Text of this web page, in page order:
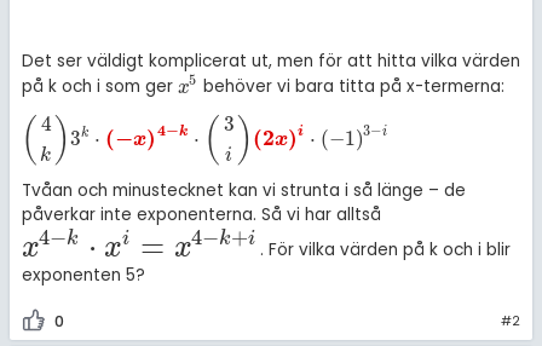
Det ser väldigt komplicerat ut, men för att hitta vilka värden
på k och i som ger x5
x5 behöver vi bara titta på x-termerna:
( 4
k )3k ⋅ (−x) 4−k ⋅ ( 3
i ) (2x)i ⋅ (−1)3−i
4 3 ·(-x )4-k·3i(2x i·( - ) -
Tvåan och minustecknet kan vi strunta i så länge – de
påverkar inte exponenterna. Så vi har alltså
x4−k ⋅ xi = x4−k+i
x4- xi= x4-k+
. För vilka värden på k och i blir
exponenten 5?
0 #2